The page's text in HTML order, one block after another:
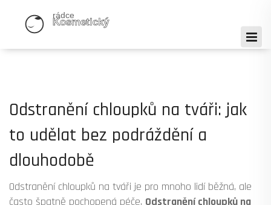
Odstranění chloupků na tváři: jak
to udělat bez podráždění a
dlouhodobě
Odstranění chloupků na tváři je pro mnoho lidí běžná, ale
často špatně pochopená péče. Odstranění chloupků na